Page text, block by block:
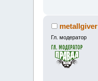
metallgiver
Гл. модератор